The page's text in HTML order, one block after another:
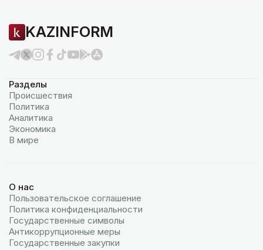
KAZINFORM
Разделы
Происшествия
Политика
Аналитика
Экономика
В мире
О нас
Пользовательское соглашение
Политика конфиденциальности
Государственные символы
Антикоррупционные меры
Государственные закупки